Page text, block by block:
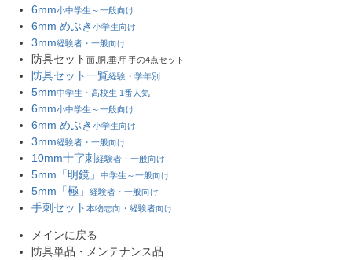
6mm小中学生～一般向け
6mm めぶき 小学生向け
3mm経験者・一般向け
防具セット 面,胴,垂,甲手の4点セット
防具セット一覧経験・学年別
5mm中学生・高校生 1番人気
6mm小中学生～一般向け
6mm めぶき 小学生向け
3mm経験者・一般向け
10mm十字刺 経験者・一般向け
5mm「明鏡」 中学生～一般向け
5mm「極」 経験者・一般向け
手刺セット 本物志向・経験者向け
メインに戻る
防具単品・メンテナンス品